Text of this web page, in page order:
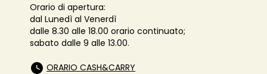
Orario di apertura:
dal Lunedì al Venerdì
dalle 8.30 alle 18.00 orario continuato;
sabato dalle 9 alle 13.00.
ORARIO CASH&CARRY